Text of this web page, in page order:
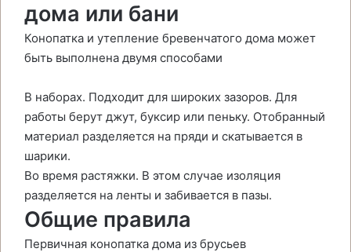
дома или бани
Конопатка и утепление бревенчатого дома может
быть выполнена двумя способами
В наборах. Подходит для широких зазоров. Для
работы берут джут, буксир или пеньку. Отобранный
материал разделяется на пряди и скатывается в
шарики.
Во время растяжки. В этом случае изоляция
разделяется на ленты и забивается в пазы.
Общие правила
Первичная конопатка дома из брусьев